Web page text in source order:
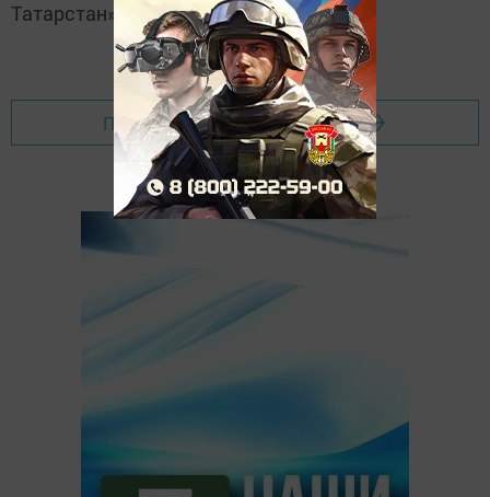
Татарстан»
Перейти на страницу новости